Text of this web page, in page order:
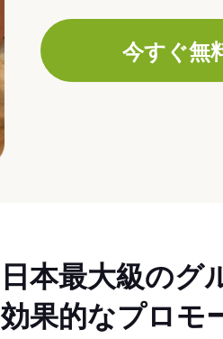
今すぐ無
日本最大級のグ
効果的なプロモ